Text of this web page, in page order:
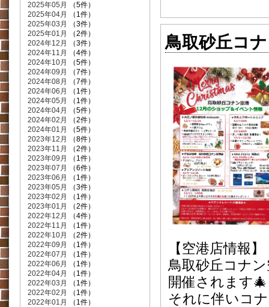
鳥取砂丘コ
【空港店情報】
鳥取砂丘コナ
開催されます🎄
それに伴いコ
2025年05月
（5件）
2025年04月
（1件）
2025年03月
（3件）
2025年01月
（2件）
2024年12月
（3件）
2024年11月
（4件）
2024年10月
（5件）
2024年09月
（7件）
2024年08月
（7件）
2024年06月
（1件）
2024年05月
（1件）
2024年04月
（5件）
2024年02月
（2件）
2024年01月
（5件）
2023年12月
（8件）
2023年11月
（2件）
2023年09月
（1件）
2023年07月
（6件）
2023年06月
（1件）
2023年05月
（3件）
2023年02月
（1件）
2023年01月
（2件）
2022年12月
（4件）
2022年11月
（1件）
2022年10月
（2件）
2022年09月
（1件）
2022年07月
（1件）
2022年06月
（1件）
2022年04月
（1件）
2022年03月
（1件）
2022年02月
（1件）
2022年01月
（1件）